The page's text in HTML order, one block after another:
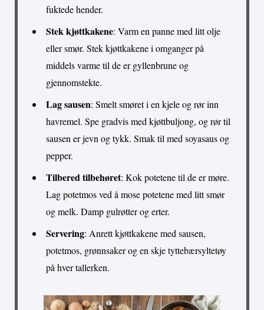
fuktede hender.
Stek kjøttkakene: Varm en panne med litt olje
eller smør. Stek kjøttkakene i omganger på
middels varme til de er gyllenbrune og
gjennomstekte.
Lag sausen: Smelt smøret i en kjele og rør inn
havremel. Spe gradvis med kjøttbuljong, og rør til
sausen er jevn og tykk. Smak til med soyasaus og
pepper.
Tilbered tilbehøret: Kok potetene til de er møre.
Lag potetmos ved å mose potetene med litt smør
og melk. Damp gulrøtter og erter.
Servering: Anrett kjøttkakene med sausen,
potetmos, grønnsaker og en skje tyttebærsyltetøy
på hver tallerken.